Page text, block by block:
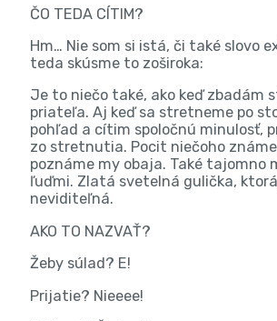
ČO TEDA CÍTIM?
Hm… Nie som si istá, či také slovo
teda skúsme to zoširoka:
Je to niečo také, ako keď zbadám
priateľa. Aj keď sa stretneme po
pohľad a cítim spoločnú minulosť,
zo stretnutia. Pocit niečoho
poznáme my obaja. Také tajomno
ľuďmi. Zlatá svetelná gulička,
neviditeľná.
AKO TO NAZVAŤ?
Žeby súlad? E!
Prijatie? Nieeee!